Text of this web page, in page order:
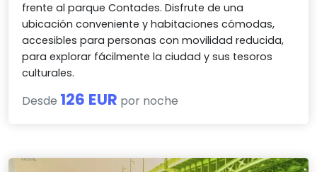
frente al parque Contades. Disfrute de una
ubicación conveniente y habitaciones cómodas,
accesibles para personas con movilidad reducida,
para explorar fácilmente la ciudad y sus tesoros
culturales.
Desde 126 EUR por noche